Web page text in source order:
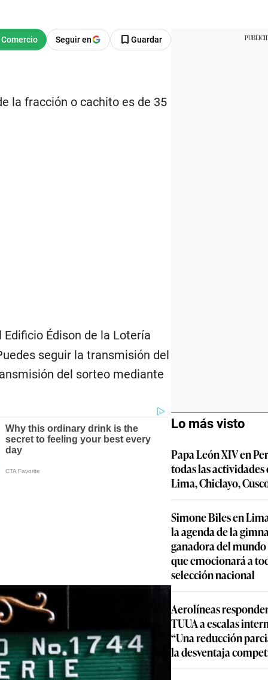
Seguir en Guardar
la fracción o cachito es de 35
Édison de la Lotería
seguir la transmisión del
del sorteo mediante
Lo más visto
Papa León XIV en
todas las
Lima, Chiclayo,
Simone Biles en
la agenda de la
ganadora del
que emocionará a
selección nacional
Aerolíneas
TUUA a escalas
“Una reducción
la desventaja